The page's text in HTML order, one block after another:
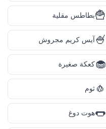
🍟بطاطس مقلية
🍧آيس كريم مجروش
🧁كعكة صغيرة
🧄 ثوم
🌭هوت دوغ